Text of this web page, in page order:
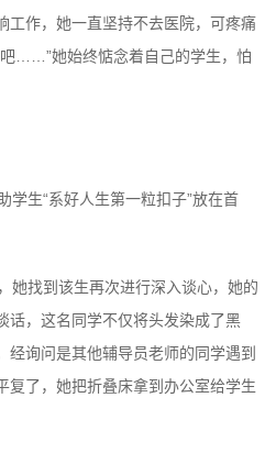
工作，她一直坚持不去医院，可疼痛
……”她始终惦念着自己的学生，怕
生“系好人生第一粒扣子”放在首
她找到该生再次进行深入谈心，她的
话，这名同学不仅将头发染成了黑
询问是其他辅导员老师的同学遇到
复了，她把折叠床拿到办公室给学生